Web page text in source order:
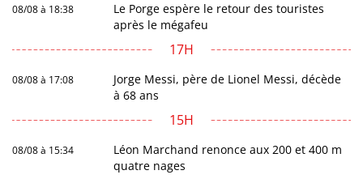
08/08 à 18:38
Le Porge espère le retour des touristes
après le mégafeu
17H
08/08 à 17:08
Jorge Messi, père de Lionel Messi, décède
à 68 ans
15H
08/08 à 15:34
Léon Marchand renonce aux 200 et 400 m
quatre nages